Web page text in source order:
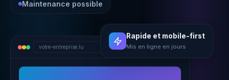
Maintenance possible
votre-entreprise.lu
Rapide et mobile-first
Mis en ligne en jours